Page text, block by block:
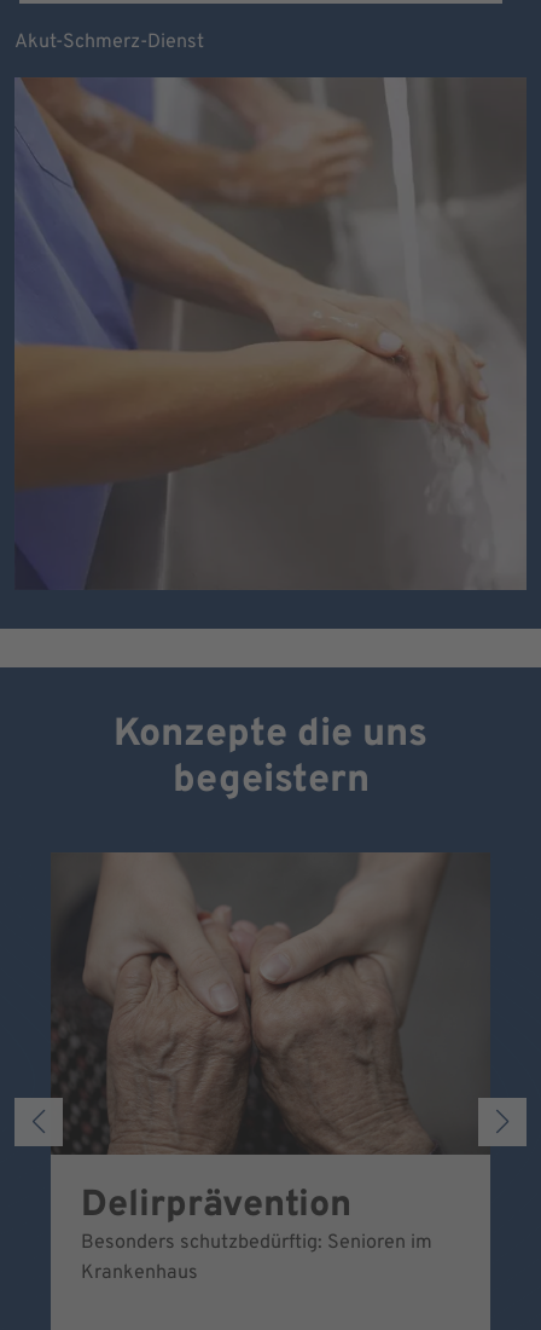
Akut-Schmerz-Dienst
Konzepte die uns
begeistern
Delirprävention
Besonders schutzbedürftig: Senioren im
Krankenhaus